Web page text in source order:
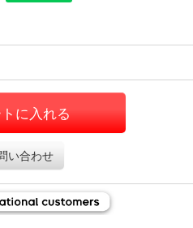
に入れる
い合わせ